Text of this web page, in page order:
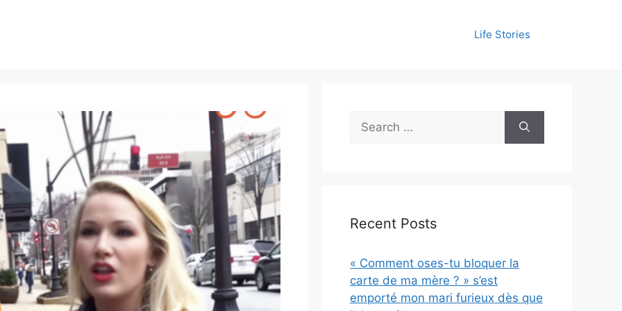
Life Stories
Search
for:
Recent Posts
« Comment oses-tu bloquer la
carte de ma mère ? » s’est
emporté mon mari furieux dès que